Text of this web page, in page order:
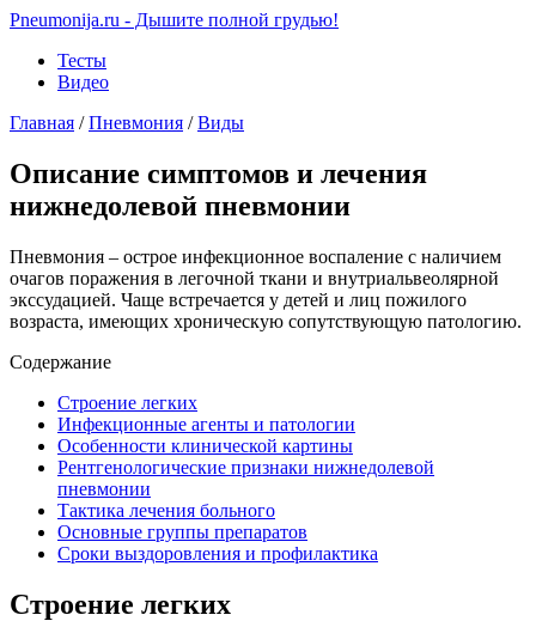
Pneumonija.ru - Дышите полной грудью!
Тесты
Видео
Главная / Пневмония / Виды
Описание симптомов и лечения
нижнедолевой пневмонии
Пневмония – острое инфекционное воспаление с наличием
очагов поражения в легочной ткани и внутриальвеолярной
экссудацией. Чаще встречается у детей и лиц пожилого
возраста, имеющих хроническую сопутствующую патологию.
Содержание
Строение легких
Инфекционные агенты и патологии
Особенности клинической картины
Рентгенологические признаки нижнедолевой
пневмонии
Тактика лечения больного
Основные группы препаратов
Сроки выздоровления и профилактика
Строение легких